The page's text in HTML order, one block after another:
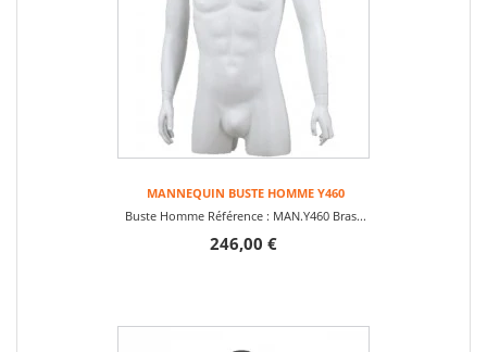
MANNEQUIN BUSTE HOMME Y460
Buste Homme Référence : MAN.Y460 Bras...
246,00 €